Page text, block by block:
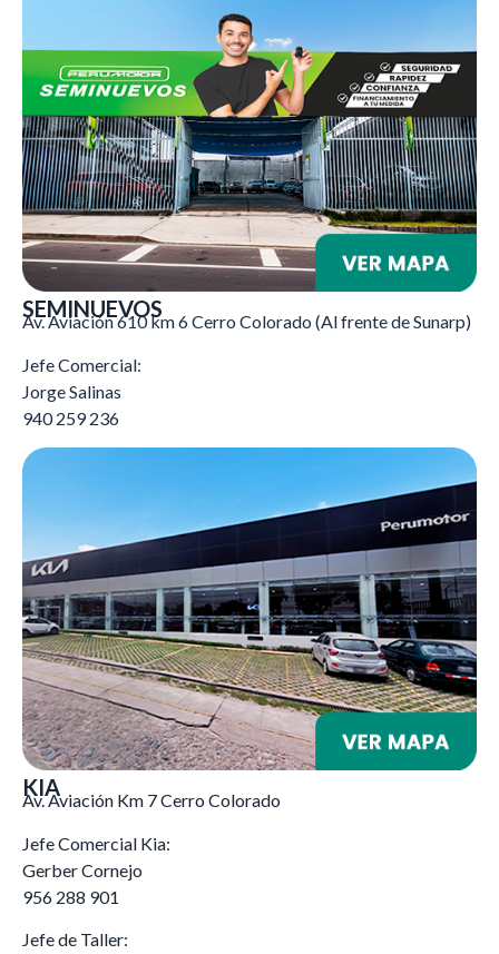
SEMINUEVOS
Av. Aviación 610 km 6 Cerro Colorado (Al frente de Sunarp)
Jefe Comercial:
Jorge Salinas
940 259 236
KIA
Av. Aviación Km 7 Cerro Colorado
Jefe Comercial Kia:
Gerber Cornejo
956 288 901
Jefe de Taller: